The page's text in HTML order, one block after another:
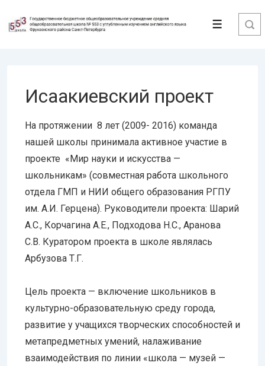
Перейти
Меню
Исаакиевский проект
На протяжении 8 лет (2009- 2016) команда
нашей школы принимала активное участие в
проекте «Мир науки и искусства —
школьникам» (совместная работа школьного
отдела ГМП и НИИ общего образования РГПУ
им. А.И. Герцена). Руководители проекта: Шарий
А.С., Корчагина А.Е., Подходова Н.С., Аранова
С.В. Куратором проекта в школе являлась
Арбузова Т.Г.
Цель проекта — включение школьников в
культурно-образовательную среду города,
развитие у учащихся творческих способностей и
метапредметных умений, налаживание
взаимодействия по линии «школа — музей —